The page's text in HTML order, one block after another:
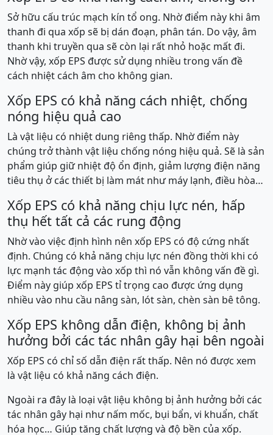
Sở hữu cấu trúc mạch kín tổ ong. Nhờ điểm này khi âm
thanh đi qua xốp sẽ bị dán đoạn, phân tán. Do vậy, âm
thanh khi truyền qua sẽ còn lại rất nhỏ hoặc mất đi.
Nhờ vậy, xốp EPS được sử dụng nhiều trong vấn đề
cách nhiệt cách âm cho không gian.
Xốp EPS có khả năng cách nhiệt, chống
nóng hiệu quả cao
Là vật liệu có nhiệt dung riêng thấp. Nhờ điểm này
chúng trở thành vật liệu chống nóng hiệu quả. Sẽ là sản
phẩm giúp giữ nhiệt độ ổn định, giảm lượng điện năng
tiêu thụ ở các thiết bị làm mát như máy lạnh, điều hòa…
Xốp EPS có khả năng chịu lực nén, hấp
thụ hết tất cả các rung động
Nhờ vào việc định hình nên xốp EPS có độ cứng nhất
định. Chúng có khả năng chịu lực nén đồng thời khi có
lực mạnh tác động vào xốp thì nó vẫn không vấn đề gì.
Điểm này giúp xốp EPS tỉ trọng cao được ứng dụng
nhiều vào nhu cầu nâng sàn, lót sàn, chèn sàn bê tông.
Xốp EPS không dẫn điện, không bị ảnh
hưởng bởi các tác nhân gây hại bên ngoài
Xốp EPS có chỉ số dẫn điện rất thấp. Nên nó được xem
là vật liệu có khả năng cách điện.
Ngoài ra đây là loại vật liệu không bị ảnh hưởng bởi các
tác nhân gây hại như nấm mốc, bụi bẩn, vi khuẩn, chất
hóa học… Giúp tăng chất lượng và độ bền của xốp.